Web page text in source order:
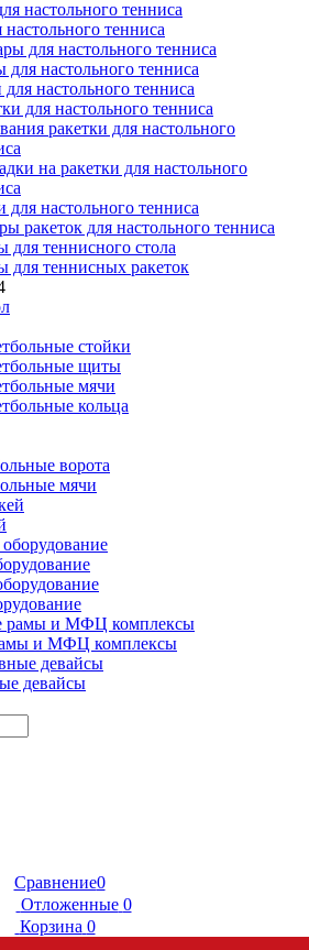
тенниса
для настольного тенниса
настольного тенниса
для настольного тенниса
ракетки для настольного
на ракетки для настольного
для настольного тенниса
ракеток для настольного тенниса
для теннисного стола
для теннисных ракеток
стойки
щиты
мячи
кольца
ворота
мячи
и МФЦ комплексы
девайсы
Сравнение0
Отложенные 0
Корзина 0